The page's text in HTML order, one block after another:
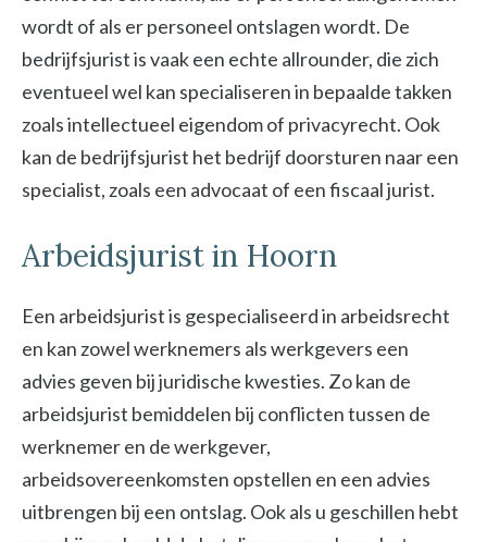
wordt of als er personeel ontslagen wordt. De
bedrijfsjurist is vaak een echte allrounder, die zich
eventueel wel kan specialiseren in bepaalde takken
zoals intellectueel eigendom of privacyrecht. Ook
kan de bedrijfsjurist het bedrijf doorsturen naar een
specialist, zoals een advocaat of een fiscaal jurist.
Arbeidsjurist in Hoorn
Een arbeidsjurist is gespecialiseerd in arbeidsrecht
en kan zowel werknemers als werkgevers een
advies geven bij juridische kwesties. Zo kan de
arbeidsjurist bemiddelen bij conflicten tussen de
werknemer en de werkgever,
arbeidsovereenkomsten opstellen en een advies
uitbrengen bij een ontslag. Ook als u geschillen hebt